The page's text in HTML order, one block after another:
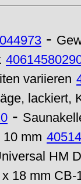
-
variieren
lackiert,
-
mm
HM
18 mm CB-